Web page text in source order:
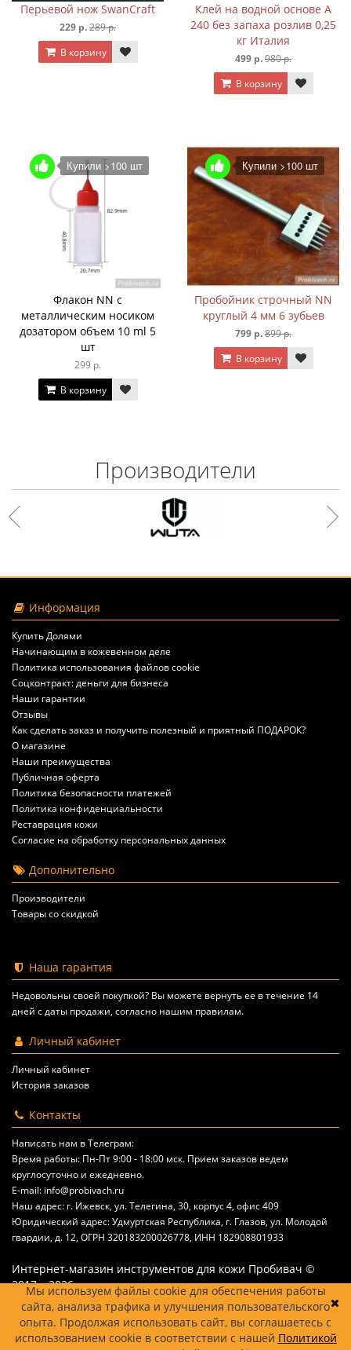
Мы используем файлы cookie для обеспечения работы
сайта, анализа трафика и улучшения пользовательского
опыта. Продолжая использовать сайт, вы соглашаетесь с
использованием cookie в соответствии с нашей Политикой
Перьевой нож SwanCraft
229 р.289 р.
В корзину
Клей на водной основе A
240 без запаха розлив 0,25
кг Италия
499 р.980 р.
В корзину
Купили >100 шт
Флакон NN с
металлическим носиком
дозатором объем 10 ml 5
шт
299 р.
В корзину
Купили >100 шт
Пробойник строчный NN
круглый 4 мм 6 зубьев
799 р.899 р.
В корзину
Производители
Информация
Купить Долями
Начинающим в кожевенном деле
Политика использования файлов cookie
Соцконтракт: деньги для бизнеса
Наши гарантии
Отзывы
Как сделать заказ и получить полезный и приятный ПОДАРОК?
О магазине
Наши преимущества
Публичная оферта
Политика безопасности платежей
Политика конфиденциальности
Реставрация кожи
Согласие на обработку персональных данных
Дополнительно
Производители
Товары со скидкой
Наша гарантия
Недовольны своей покупкой? Вы можете вернуть ее в течение 14
дней с даты продажи, согласно нашим правилам.
Личный кабинет
Личный кабинет
История заказов
Контакты
Написать нам в Телеграм:
Время работы: Пн-Пт 9:00 - 18:00 мск. Прием заказов ведем
круглосуточно и ежедневно.
E-mail: info@probivach.ru
Наш адрес: г. Ижевск, ул. Телегина, 30, корпус 4, офис 409
Юридический адрес: Удмуртская Республика, г. Глазов, ул. Молодой
гвардии, д. 12, ОГРН 320183200026778, ИНН 182908801933
Интернет-магазин инструментов для кожи Пробивач ©
2017 – 2026